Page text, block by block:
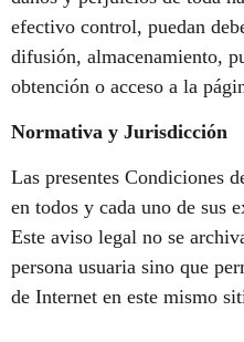
efectivo control, puedan
difusión, almacenamiento,
obtención o acceso a la
Normativa y Jurisdicción
Las presentes Condiciones
en todos y cada uno de sus
Este aviso legal no se
persona usuaria sino que
de Internet en este mismo